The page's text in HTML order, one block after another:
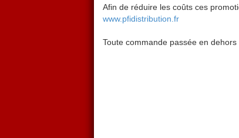
Afin de réduire les coûts ces
www.pfidistribution.fr
Toute commande passée en